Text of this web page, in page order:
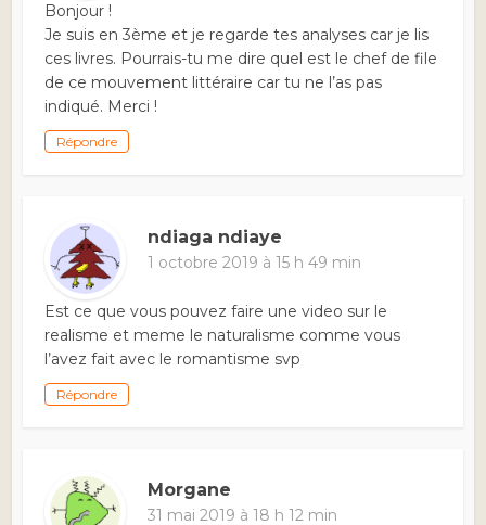
Bonjour !
Je suis en 3ème et je regarde tes analyses car je lis
ces livres. Pourrais-tu me dire quel est le chef de file
de ce mouvement littéraire car tu ne l’as pas
indiqué. Merci !
Répondre
ndiaga ndiaye
1 octobre 2019 à 15 h 49 min
Est ce que vous pouvez faire une video sur le
realisme et meme le naturalisme comme vous
l’avez fait avec le romantisme svp
Répondre
Morgane
31 mai 2019 à 18 h 12 min